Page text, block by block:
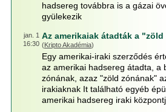
hadsereg továbbra is a gázai
gyülekezik
jan. 1
16:30
Az amerikaiak átadták a
(Kripto Akadémia)
Egy amerikai-iraki szerződés
az amerikai hadsereg átadta, a
zónának, azaz "zöld zónának"
irakiaknak It található egyéb
amerikai hadsereg iraki